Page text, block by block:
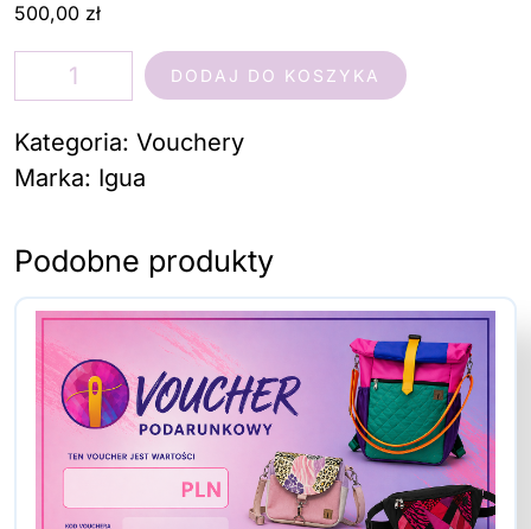
500,00 zł
Voucher
500zł
DODAJ DO KOSZYKA
Kategoria: Vouchery
Marka: Igua
Podobne produkty